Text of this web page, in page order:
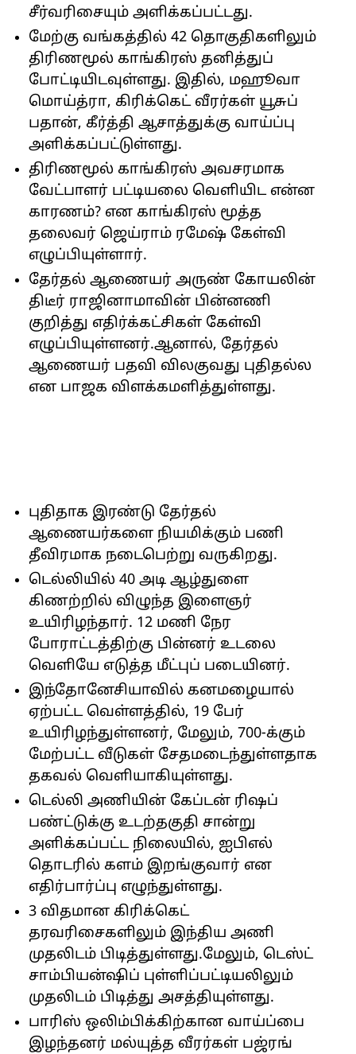
சீர்வரிசையும் அளிக்கப்பட்டது.
மேற்கு வங்கத்தில் 42 தொகுதிகளிலும்
திரிணமூல் காங்கிரஸ் தனித்துப்
போட்டியிடவுள்ளது. இதில், மஹூவா
மொய்த்ரா, கிரிக்கெட் வீரர்கள் யூசுப்
பதான், கீர்த்தி ஆசாத்துக்கு வாய்ப்பு
அளிக்கப்பட்டுள்ளது.
திரிணமூல் காங்கிரஸ் அவசரமாக
வேட்பாளர் பட்டியலை வெளியிட என்ன
காரணம்? என காங்கிரஸ் மூத்த
தலைவர் ஜெய்ராம் ரமேஷ் கேள்வி
எழுப்பியுள்ளார்.
தேர்தல் ஆணையர் அருண் கோயலின்
திடீர் ராஜினாமாவின் பின்னணி
குறித்து எதிர்க்கட்சிகள் கேள்வி
எழுப்பியுள்ளனர்.ஆனால், தேர்தல்
ஆணையர் பதவி விலகுவது புதிதல்ல
என பாஜக விளக்கமளித்துள்ளது.
புதிதாக இரண்டு தேர்தல்
ஆணையர்களை நியமிக்கும் பணி
தீவிரமாக நடைபெற்று வருகிறது.
டெல்லியில் 40 அடி ஆழ்துளை
கிணற்றில் விழுந்த இளைஞர்
உயிரிழந்தார். 12 மணி நேர
போராட்டத்திற்கு பின்னர் உடலை
வெளியே எடுத்த மீட்புப் படையினர்.
இந்தோனேசியாவில் கனமழையால்
ஏற்பட்ட வெள்ளத்தில், 19 பேர்
உயிரிழந்துள்ளனர், மேலும், 700-க்கும்
மேற்பட்ட வீடுகள் சேதமடைந்துள்ளதாக
தகவல் வெளியாகியுள்ளது.
டெல்லி அணியின் கேப்டன் ரிஷப்
பண்ட்டுக்கு உடற்தகுதி சான்று
அளிக்கப்பட்ட நிலையில், ஐபிஎல்
தொடரில் களம் இறங்குவார் என
எதிர்பார்ப்பு எழுந்துள்ளது.
3 விதமான கிரிக்கெட்
தரவரிசைகளிலும் இந்திய அணி
முதலிடம் பிடித்துள்ளது.மேலும், டெஸ்ட்
சாம்பியன்ஷிப் புள்ளிப்பட்டியலிலும்
முதலிடம் பிடித்து அசத்தியுள்ளது.
பாரிஸ் ஒலிம்பிக்கிற்கான வாய்ப்பை
இழந்தனர் மல்யுத்த வீரர்கள் பஜ்ரங்